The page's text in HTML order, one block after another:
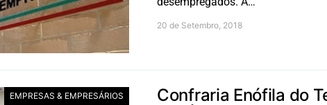
20 de Setembro, 2018
EMPRESAS & EMPRESÁRIOS
Confraria Enófila do